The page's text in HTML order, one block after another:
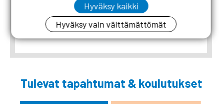
Lue lisää
Tulevat tapahtumat & koulutukset
Hyväksy kaikki
Hyväksy vain välttämättömät